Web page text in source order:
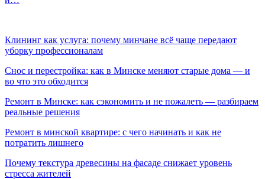
Клининг как услуга: почему минчане всё чаще передают
уборку профессионалам
Снос и перестройка: как в Минске меняют старые дома — и
во что это обходится
Ремонт в Минске: как сэкономить и не пожалеть — разбираем
реальные решения
Ремонт в минской квартире: с чего начинать и как не
потратить лишнего
Почему текстура древесины на фасаде снижает уровень
стресса жителей